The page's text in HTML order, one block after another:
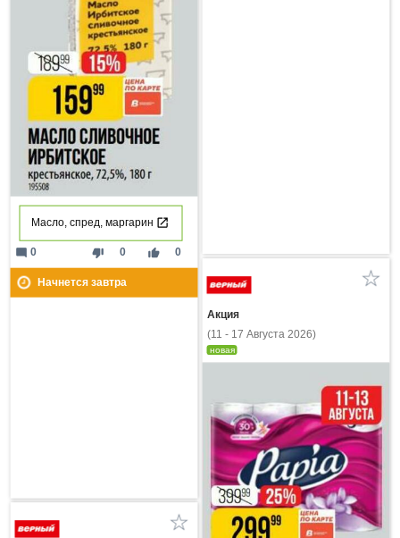
Масло, спред, маргарин
thumb_down 0 thumb_up 0
mode_comment 0
Начнется завтра
Акция
(11 - 17 Августа 2026)
новая